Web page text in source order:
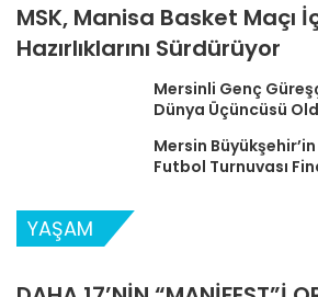
MSK, Manisa Basket Maçı
Hazırlıklarını Sürdürüyor
Mersinli Genç
Dünya Üçüncüsü
Mersin
Futbol Turnuvası
YAŞAM